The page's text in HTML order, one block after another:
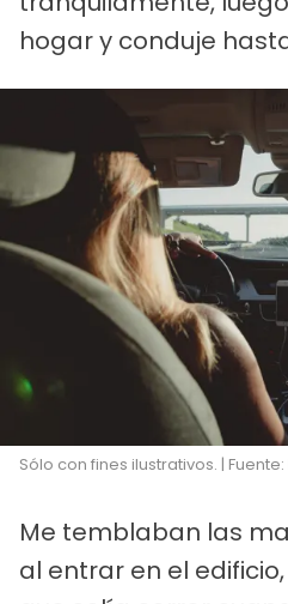
hogar y conduje
Sólo con fines ilustrativos. | Fuente:
Me temblaban las
al entrar en el